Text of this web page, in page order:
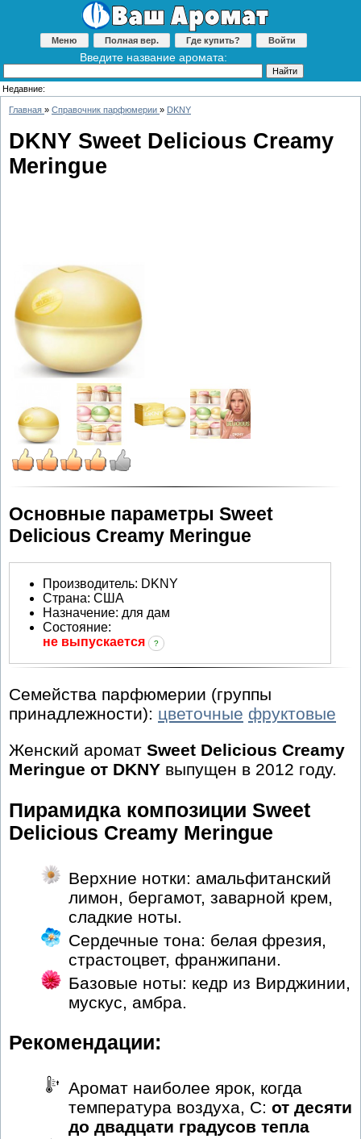
Меню Полная вер. Где купить? Войти
Введите название аромата:
Недавние:
Главная » Справочник парфюмерии » DKNY
DKNY Sweet Delicious Creamy
Meringue
Основные параметры Sweet
Delicious Creamy Meringue
Производитель: DKNY
Страна: США
Назначение: для дам
Состояние:
не выпускается
?
Семейства парфюмерии (группы
принадлежности): цветочные фруктовые
Женский аромат Sweet Delicious Creamy
Meringue от DKNY выпущен в 2012 году.
Пирамидка композиции Sweet
Delicious Creamy Meringue
Верхние нотки: амальфитанский
лимон, бергамот, заварной крем,
сладкие ноты.
Сердечные тона: белая фрезия,
страстоцвет, франжипани.
Базовые ноты: кедр из Вирджинии,
мускус, амбра.
Рекомендации:
Аромат наиболее ярок, когда
температура воздуха, С: от десяти
до двадцати градусов тепла